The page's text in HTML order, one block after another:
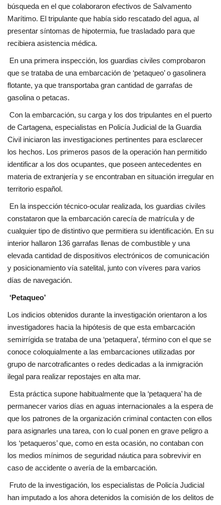
búsqueda en el que colaboraron efectivos de Salvamento
Marítimo. El tripulante que había sido rescatado del agua, al
presentar síntomas de hipotermia, fue trasladado para que
recibiera asistencia médica.
En una primera inspección, los guardias civiles comprobaron
que se trataba de una embarcación de ‘petaqueo’ o gasolinera
flotante, ya que transportaba gran cantidad de garrafas de
gasolina o petacas.
Con la embarcación, su carga y los dos tripulantes en el puerto
de Cartagena, especialistas en Policía Judicial de la Guardia
Civil iniciaron las investigaciones pertinentes para esclarecer
los hechos. Los primeros pasos de la operación han permitido
identificar a los dos ocupantes, que poseen antecedentes en
materia de extranjería y se encontraban en situación irregular en
territorio español.
En la inspección técnico-ocular realizada, los guardias civiles
constataron que la embarcación carecía de matrícula y de
cualquier tipo de distintivo que permitiera su identificación. En su
interior hallaron 136 garrafas llenas de combustible y una
elevada cantidad de dispositivos electrónicos de comunicación
y posicionamiento vía satelital, junto con víveres para varios
días de navegación.
‘Petaqueo’
Los indicios obtenidos durante la investigación orientaron a los
investigadores hacia la hipótesis de que esta embarcación
semirrígida se trataba de una ‘petaquera’, término con el que se
conoce coloquialmente a las embarcaciones utilizadas por
grupo de narcotraficantes o redes dedicadas a la inmigración
ilegal para realizar repostajes en alta mar.
Esta práctica supone habitualmente que la ‘petaquera’ ha de
permanecer varios días en aguas internacionales a la espera de
que los patrones de la organización criminal contacten con ellos
para asignarles una tarea, con lo cual ponen en grave peligro a
los ‘petaqueros’ que, como en esta ocasión, no contaban con
los medios mínimos de seguridad náutica para sobrevivir en
caso de accidente o avería de la embarcación.
Fruto de la investigación, los especialistas de Policía Judicial
han imputado a los ahora detenidos la comisión de los delitos de